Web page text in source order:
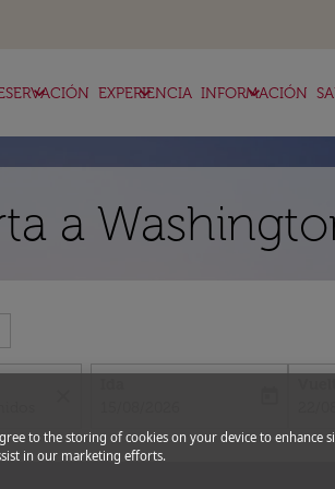
keyboard_arrow_down EXPERIENCIA
keyboard_arrow_down INFORMACIÓN
keyboard_arrow_down
a
fc-
to the storing of cookies on your device to enhance
in our marketing efforts.